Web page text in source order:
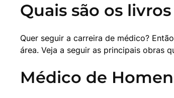
Quais são os
Quer seguir a carreira de médico?
área. Veja a seguir as principais obras
Médico de